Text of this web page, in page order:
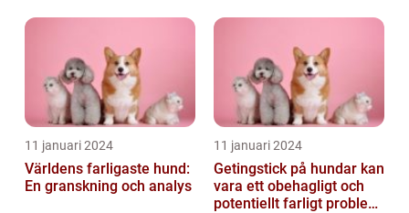
11 januari 2024
Världens farligaste hund:
En granskning och analys
11 januari 2024
Getingstick på hundar kan
vara ett obehagligt och
potentiellt farligt problem